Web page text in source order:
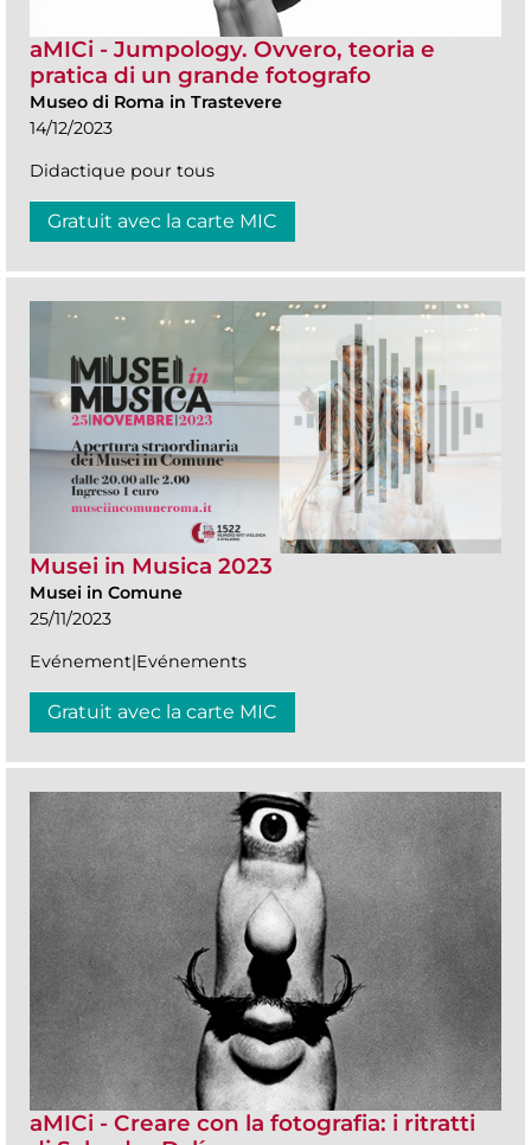
aMICi - Jumpology. Ovvero, teoria e
pratica di un grande fotografo
Museo di Roma in Trastevere
14/12/2023
Didactique pour tous
Gratuit avec la carte MIC
Musei in Musica 2023
Musei in Comune
25/11/2023
Evénement|Evénements
Gratuit avec la carte MIC
aMICi - Creare con la fotografia: i ritratti